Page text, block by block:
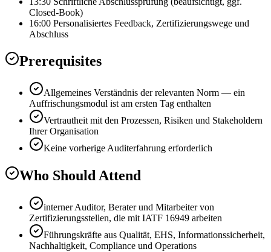
Closed-Book)
16:00 Personalisiertes Feedback, Zertifizierungswege und
Abschluss
Prerequisites
Allgemeines Verständnis der relevanten Norm — ein
Auffrischungsmodul ist am ersten Tag enthalten
Vertrautheit mit den Prozessen, Risiken und Stakeholdern
Ihrer Organisation
Keine vorherige Auditerfahrung erforderlich
Who Should Attend
interner Auditor, Berater und Mitarbeiter von
Zertifizierungsstellen, die mit IATF 16949 arbeiten
Führungskräfte aus Qualität, EHS, Informationssicherheit,
Nachhaltigkeit, Compliance und Operations